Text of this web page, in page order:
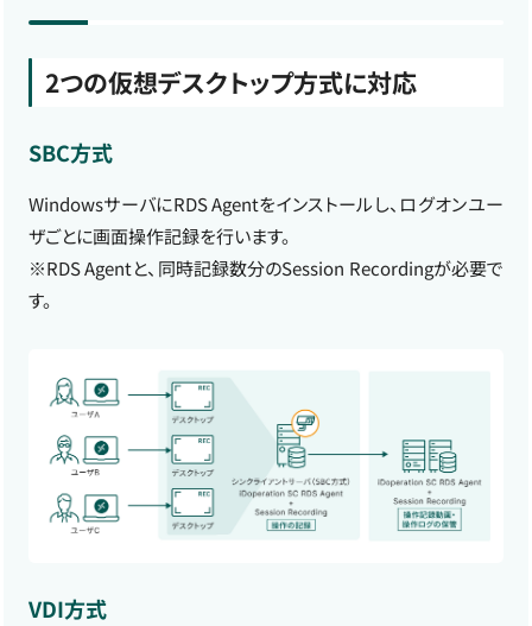
2つの仮想デスクトップ方式に対応
SBC方式
WindowsサーバにRDS Agentをインストールし、ログオンユー
ザごとに画面操作記録を行います。
※RDS Agentと、同時記録数分のSession Recordingが必要で
す。
VDI方式